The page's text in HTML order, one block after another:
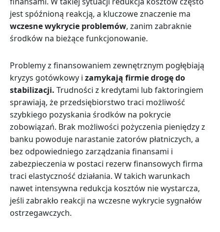
jest spóźnioną reakcją, a kluczowe znaczenie ma
wczesne wykrycie problemów, zanim zabraknie
środków na bieżące funkcjonowanie.
Problemy z finansowaniem zewnętrznym pogłębiają
kryzys gotówkowy i zamykają firmie drogę do
stabilizacji. Trudności z kredytami lub faktoringiem
sprawiają, że przedsiębiorstwo traci możliwość
szybkiego pozyskania środków na pokrycie
zobowiązań. Brak możliwości pożyczenia pieniędzy z
banku powoduje narastanie zatorów płatniczych, a
bez odpowiedniego zarządzania finansami i
zabezpieczenia w postaci rezerw finansowych firma
traci elastyczność działania. W takich warunkach
nawet intensywna redukcja kosztów nie wystarcza,
jeśli zabrakło reakcji na wczesne wykrycie sygnałów
ostrzegawczych.